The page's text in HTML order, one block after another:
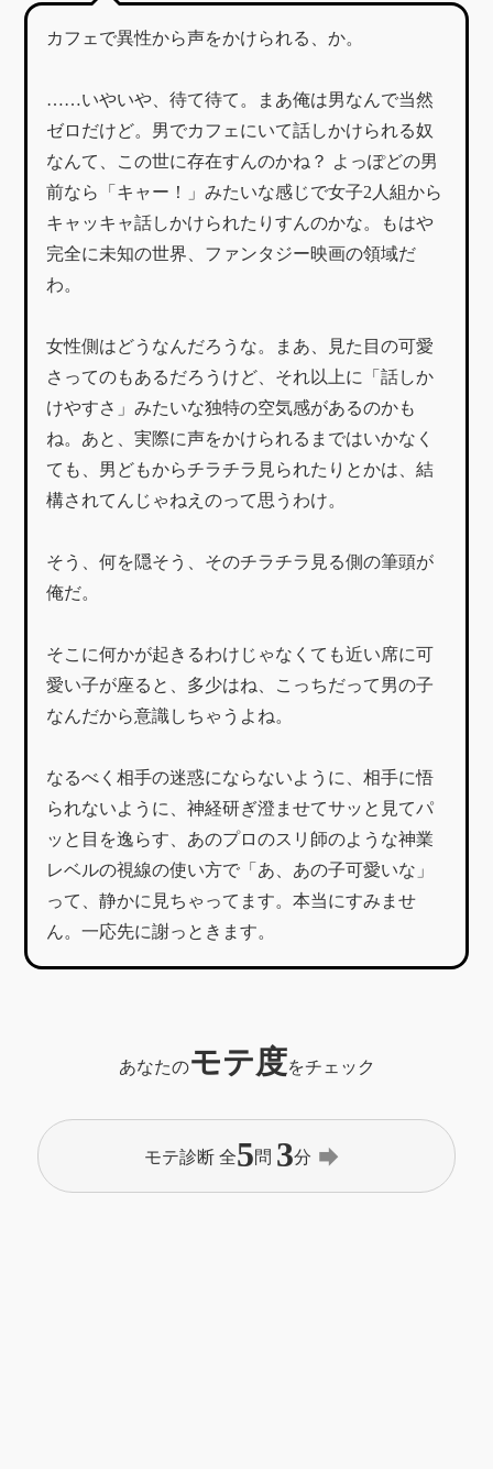
カフェで異性から声をかけられる、か。
……いやいや、待て待て。まあ俺は男なんで当然
ゼロだけど。男でカフェにいて話しかけられる奴
なんて、この世に存在すんのかね？ よっぽどの男
前なら「キャー！」みたいな感じで女子2人組から
キャッキャ話しかけられたりすんのかな。もはや
完全に未知の世界、ファンタジー映画の領域だ
わ。
女性側はどうなんだろうな。まあ、見た目の可愛
さってのもあるだろうけど、それ以上に「話しか
けやすさ」みたいな独特の空気感があるのかも
ね。あと、実際に声をかけられるまではいかなく
ても、男どもからチラチラ見られたりとかは、結
構されてんじゃねえのって思うわけ。
そう、何を隠そう、そのチラチラ見る側の筆頭が
俺だ。
そこに何かが起きるわけじゃなくても近い席に可
愛い子が座ると、多少はね、こっちだって男の子
なんだから意識しちゃうよね。
なるべく相手の迷惑にならないように、相手に悟
られないように、神経研ぎ澄ませてサッと見てパ
ッと目を逸らす、あのプロのスリ師のような神業
レベルの視線の使い方で「あ、あの子可愛いな」
って、静かに見ちゃってます。本当にすみませ
ん。一応先に謝っときます。
あなたのモテ度をチェック
モテ診断 全5問 3分 forward